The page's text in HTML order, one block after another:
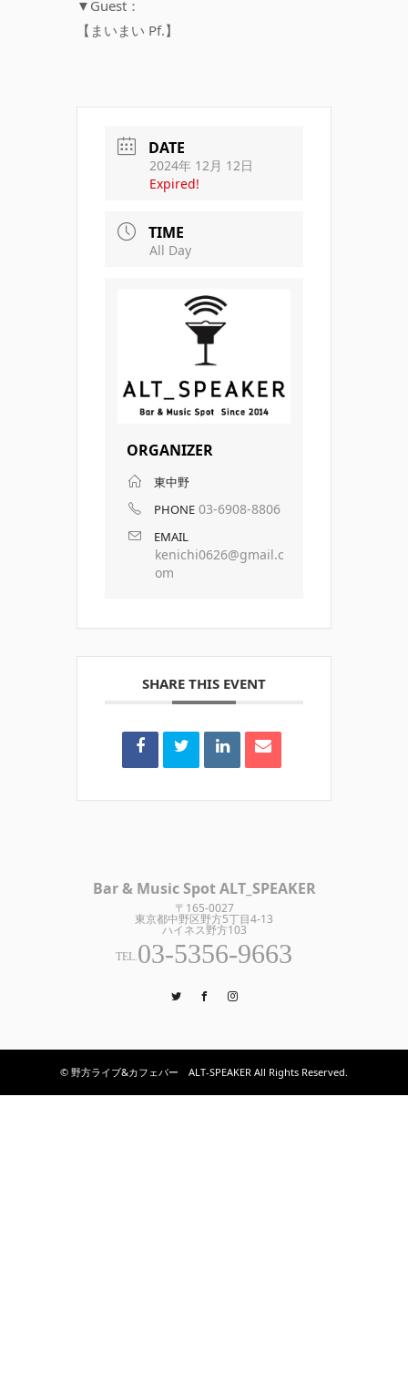
▼Guest：
【まいまい Pf.】
DATE
2024年 12月 12日
Expired!
TIME
All Day
ORGANIZER
東中野
PHONE 03-6908-8806
EMAIL
kenichi0626@gmail.c
om
SHARE THIS EVENT
Bar & Music Spot ALT_SPEAKER
〒165-0027
東京都中野区野方5丁目4-13
ハイネス野方103
TEL.03-5356-9663
TwitterFacebook
© 野方ライブ&カフェバー ALT-SPEAKER All Rights Reserved.